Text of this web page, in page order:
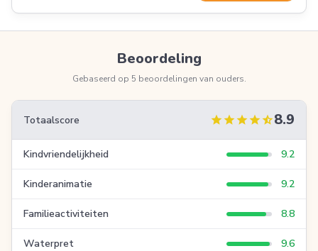
Beoordeling
Gebaseerd op 5 beoordelingen van ouders.
Totaalscore starstarstarstarstar_half8.9
Kindvriendelijkheid 9.2
Kinderanimatie 9.2
Familieactiviteiten 8.8
Waterpret 9.6